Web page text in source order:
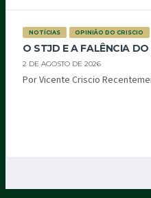
NOTÍCIAS OPINIÃO DO CRISCIO
O STJD E A FALÊNCIA
2 DE AGOSTO DE 2026
Por Vicente Criscio